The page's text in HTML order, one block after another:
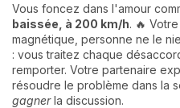
Vous foncez dans l'amour
baissée, à 200 km/h. 🔥
magnétique, personne ne le
: vous traitez chaque
remporter. Votre partenaire
résoudre le problème dans la
gagnerla discussion.